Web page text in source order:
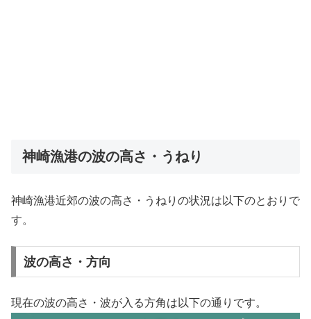
神崎漁港の波の高さ・うねり
神崎漁港近郊の波の高さ・うねりの状況は以下のとおりで
す。
波の高さ・方向
現在の波の高さ・波が入る方角は以下の通りです。